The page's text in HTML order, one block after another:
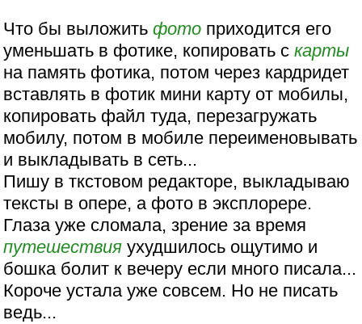
Что бы выложитьфото приходится его
уменьшать в фотике, копировать скарты
на память фотика, потом через кардридет
вставлять в фотик мини карту от мобилы,
копировать файл туда, перезагружать
мобилу, потом в мобиле переименовывать
и выкладывать в сеть...
Пишу в ткстовом редакторе, выкладываю
тексты в опере, а фото в эксплорере.
Глаза уже сломала, зрение за время
путешествия ухудшилось ощутимо и
бошка болит к вечеру если много писала...
Короче устала уже совсем. Но не писать
ведь...